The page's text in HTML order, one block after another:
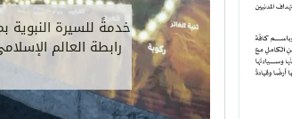
فضيلةُ الشيخ
سعادةَ سفيرة…